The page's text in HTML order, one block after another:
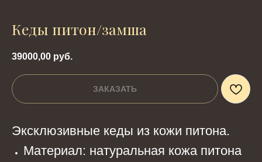
Кеды питон/замша
39000,00 руб.
ЗАКАЗАТЬ
Эксклюзивные кеды из кожи питона.
Материал: натуральная кожа питона